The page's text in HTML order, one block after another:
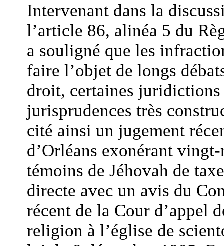
Intervenant dans la
l’article 86, alinéa 5 du
a souligné que les
faire l’objet de longs
droit, certaines juridictions
jurisprudences très
cité ainsi un jugement
d’Orléans exonérant
témoins de Jéhovah de
directe avec un avis du
récent de la Cour d’appel
religion à l’église de